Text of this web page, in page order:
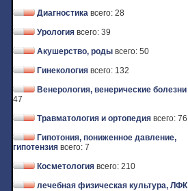
Диагностика всего: 28
Урология всего: 39
Акушерство, роды всего: 50
Гинекология всего: 132
Венерология, венерические болезни
47
Травматология и ортопедия всего: 76
Гипотония, пониженное давление,
гипотензия всего: 7
Косметология всего: 210
лечебная физическая культура, ЛФК